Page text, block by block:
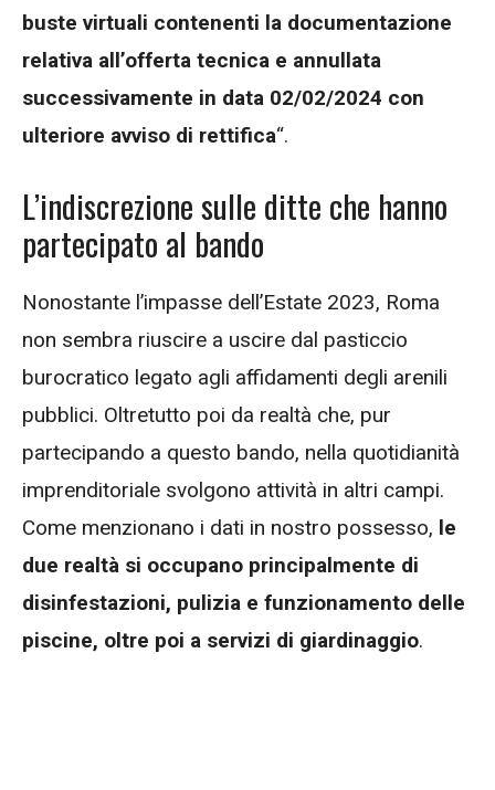
buste virtuali contenenti la documentazione
relativa all’offerta tecnica e annullata
successivamente in data 02/02/2024 con
ulteriore avviso di rettifica“.
L’indiscrezione sulle ditte che hanno
partecipato al bando
Nonostante l’impasse dell’Estate 2023, Roma
non sembra riuscire a uscire dal pasticcio
burocratico legato agli affidamenti degli arenili
pubblici. Oltretutto poi da realtà che, pur
partecipando a questo bando, nella quotidianità
imprenditoriale svolgono attività in altri campi.
Come menzionano i dati in nostro possesso, le
due realtà si occupano principalmente di
disinfestazioni, pulizia e funzionamento delle
piscine, oltre poi a servizi di giardinaggio.